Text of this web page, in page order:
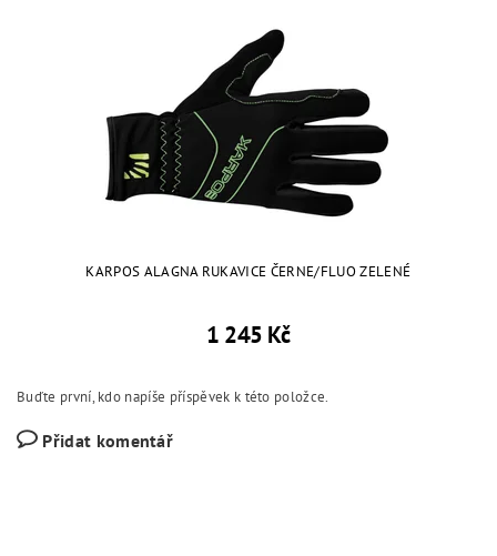
KARPOS ALAGNA RUKAVICE ČERNE/FLUO ZELENÉ
1 245 Kč
Buďte první, kdo napíše příspěvek k této položce.
Přidat komentář